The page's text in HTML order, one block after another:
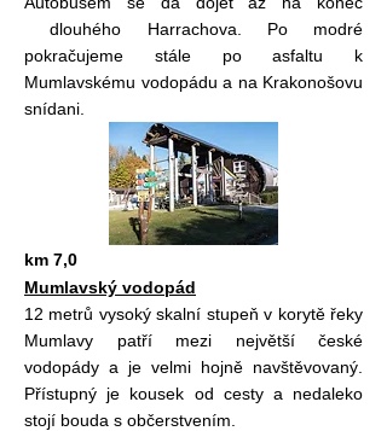
dlouhého Harrachova. Po modré
pokračujeme stále po asfaltu k
Mumlavskému vodopádu a na Krakonošovu
snídani.
km 7,0
Mumlavský vodopád
12 metrů vysoký skalní stupeň v korytě řeky
Mumlavy patří mezi největší české
vodopády a je velmi hojně navštěvovaný.
Přístupný je kousek od cesty a nedaleko
stojí bouda s občerstvením.